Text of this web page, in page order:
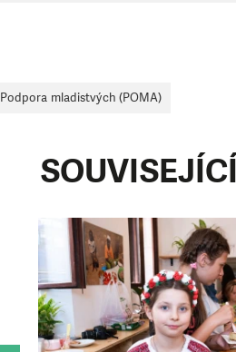
Podpora mladistvých (POMA)